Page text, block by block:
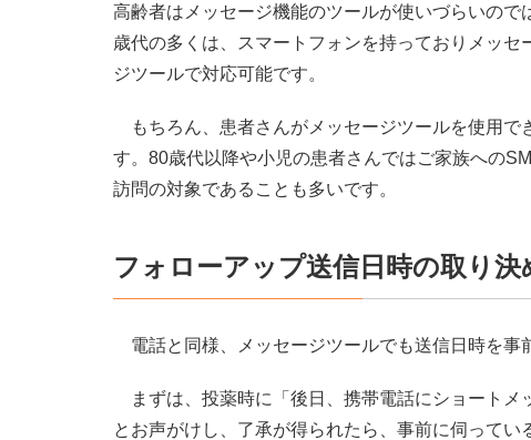
高齢者はメッセージ機能のツールが使いづらいの
歳代の多くは、スマートフォンを持っておりメッ
ジツールで対応可能です。
もちろん、患者さんがメッセージツールを使用で
す。80歳代以降や小児の患者さんではご家族への
訪問の対象であることも多いです。
フォローアップ送信日時の取り決
電話と同様、メッセージツールでも送信日時を事
まずは、投薬時に「後日、携帯電話にショートメ
とお声がけし、了承が得られたら、事前に伺ってい